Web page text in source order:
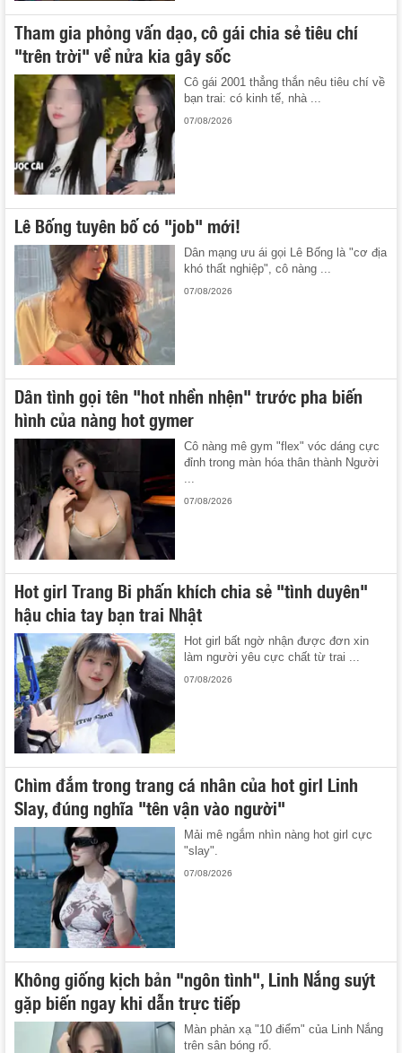
Tham gia phỏng vấn dạo, cô gái chia sẻ tiêu chí
"trên trời" về nửa kia gây sốc
Cô gái 2001 thẳng thắn nêu tiêu chí về
bạn trai: có kinh tế, nhà ...
07/08/2026
Lê Bống tuyên bố có "job" mới!
Dân mạng ưu ái gọi Lê Bống là "cơ địa
khó thất nghiệp", cô nàng ...
07/08/2026
Dân tình gọi tên "hot nhền nhện" trước pha biến
hình của nàng hot gymer
Cô nàng mê gym "flex" vóc dáng cực
đỉnh trong màn hóa thân thành Người
...
07/08/2026
Hot girl Trang Bi phấn khích chia sẻ "tình duyên"
hậu chia tay bạn trai Nhật
Hot girl bất ngờ nhận được đơn xin
làm người yêu cực chất từ trai ...
07/08/2026
Chìm đắm trong trang cá nhân của hot girl Linh
Slay, đúng nghĩa "tên vận vào người"
Mải mê ngắm nhìn nàng hot girl cực
"slay".
07/08/2026
Không giống kịch bản "ngôn tình", Linh Nắng suýt
gặp biến ngay khi dẫn trực tiếp
Màn phản xạ "10 điểm" của Linh Nắng
trên sân bóng rổ.